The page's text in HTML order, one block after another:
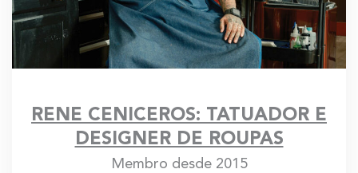
RENE CENICEROS: TATUADOR E
DESIGNER DE ROUPAS
Membro desde 2015